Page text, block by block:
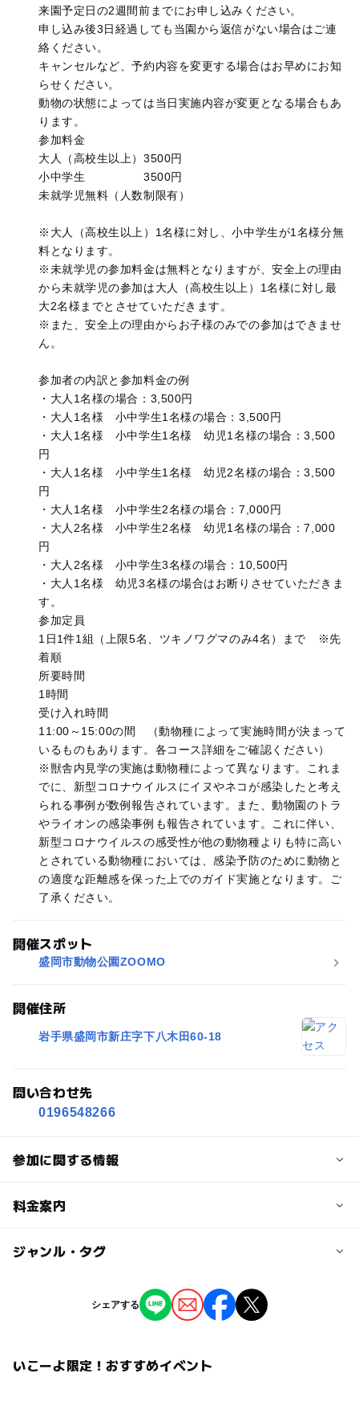
来園予定日の2週間前までにお申し込みください。
申し込み後3日経過しても当園から返信がない場合はご連
絡ください。
キャンセルなど、予約内容を変更する場合はお早めにお知
らせください。
動物の状態によっては当日実施内容が変更となる場合もあ
ります。
参加料金
大人（高校生以上）3500円
小中学生 3500円
未就学児無料（人数制限有）
※大人（高校生以上）1名様に対し、小中学生が1名様分無
料となります。
※未就学児の参加料金は無料となりますが、安全上の理由
から未就学児の参加は大人（高校生以上）1名様に対し最
大2名様までとさせていただきます。
※また、安全上の理由からお子様のみでの参加はできませ
ん。
参加者の内訳と参加料金の例
・大人1名様の場合：3,500円
・大人1名様 小中学生1名様の場合：3,500円
・大人1名様 小中学生1名様 幼児1名様の場合：3,500
円
・大人1名様 小中学生1名様 幼児2名様の場合：3,500
円
・大人1名様 小中学生2名様の場合：7,000円
・大人2名様 小中学生2名様 幼児1名様の場合：7,000
円
・大人2名様 小中学生3名様の場合：10,500円
・大人1名様 幼児3名様の場合はお断りさせていただきま
す。
参加定員
1日1件1組（上限5名、ツキノワグマのみ4名）まで ※先
着順
所要時間
1時間
受け入れ時間
11:00～15:00の間 （動物種によって実施時間が決まって
いるものもあります。各コース詳細をご確認ください）
※獣舎内見学の実施は動物種によって異なります。これま
でに、新型コロナウイルスにイヌやネコが感染したと考え
られる事例が数例報告されています。また、動物園のトラ
やライオンの感染事例も報告されています。これに伴い、
新型コロナウイルスの感受性が他の動物種よりも特に高い
とされている動物種においては、感染予防のために動物と
の適度な距離感を保った上でのガイド実施となります。ご
了承ください。
開催スポット
盛岡市動物公園ZOOMO
開催住所
岩手県盛岡市新庄字下八木田60-18
問い合わせ先
0196548266
参加に関する情報
定員
料金案内
子供の料金
子供の料金詳細
大人の料金
ジャンル・タグ
ものづくり・学び体験
タグ
シェアする
いこーよ限定！おすすめイベント